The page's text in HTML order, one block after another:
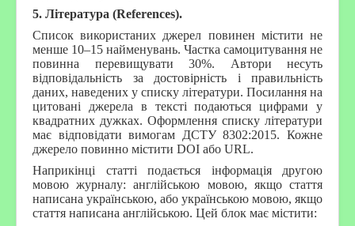
5. Література (References).
Список використаних джерел повинен містити не
менше 10–15 найменувань. Частка самоцитування не
повинна перевищувати 30%. Автори несуть
відповідальність за достовірність і правильність
даних, наведених у списку літератури. Посилання на
цитовані джерела в тексті подаються цифрами у
квадратних дужках. Оформлення списку літератури
має відповідати вимогам ДСТУ 8302:2015. Кожне
джерело повинно містити DOI або URL.
Наприкінці статті подається інформація другою
мовою журналу: англійською мовою, якщо стаття
написана українською, або українською мовою, якщо
стаття написана англійською. Цей блок має містити: